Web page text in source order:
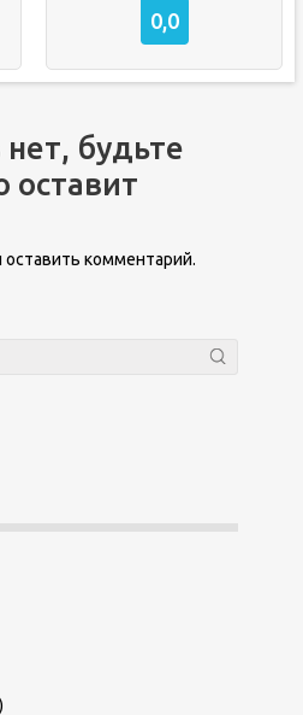
0,0
будьте
оставит
оставить комментарий.